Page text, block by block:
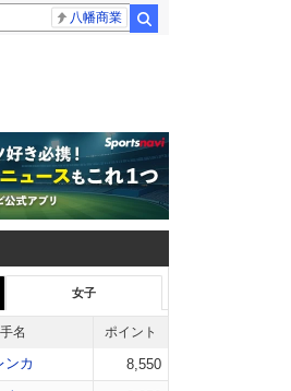
八幡商業
女子
名 ポイント
ンカ
8,550